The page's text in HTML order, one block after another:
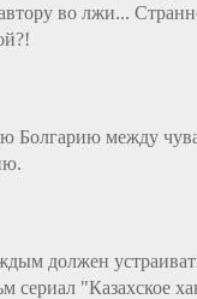
во лжи...
Болгарию между
должен
сериал "Казахское